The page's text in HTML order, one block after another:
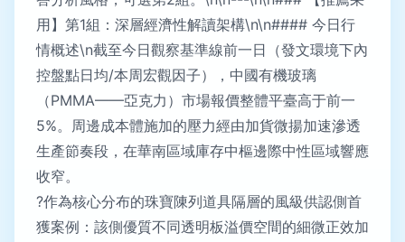
用】第1組：深層經濟性解讀架構\n\n#### 今日行
情概述\n截至今日觀察基準線前一日（發文環境下內
控盤點日均/本周宏觀因子），中國有機玻璃
（PMMA——亞克力）市場報價整體平臺高于前一
5%。周邊成本體施加的壓力經由加貨微揚加速滲透
生產節奏段，在華南區域庫存中樞邊際中性區域響應
收窄。
?作為核心分布的珠寶陳列道具隔層的風級供認側首
獲案例：該側優質不同透明板溢價空間的細微正效加